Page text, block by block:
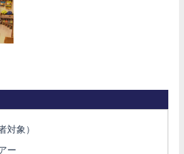
対象）
ー